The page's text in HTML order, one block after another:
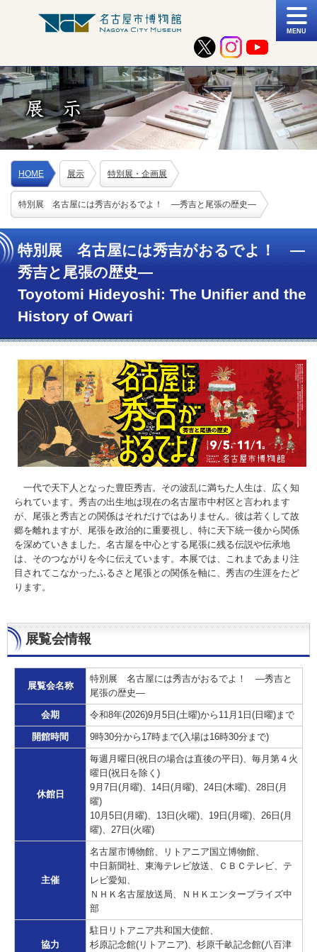
MENU
HOME 展示 特別展・企画展
特別展 名古屋には秀吉がおるでよ！ ―秀吉と尾張の歴史―
特別展 名古屋には秀吉がおるでよ！ ―
秀吉と尾張の歴史―
Toyotomi Hideyoshi: The Unifier and the
History of Owari
一代で天下人となった豊臣秀吉。その波乱に満ちた人生は、広く知
られています。秀吉の出生地は現在の名古屋市中村区と言われます
が、尾張と秀吉との関係はそれだけではありません。彼は若くして故
郷を離れますが、尾張を政治的に重要視し、特に天下統一後から関係
を深めていきました。名古屋を中心とする尾張に残る伝説や伝承地
は、そのつながりを今に伝えています。本展では、これまであまり注
目されてこなかったふるさと尾張との関係を軸に、秀吉の生涯をたど
ります。
展覧会情報
展覧会名称
特別展 名古屋には秀吉がおるでよ！ ―秀吉と
尾張の歴史―
会期 令和8年(2026)9月5日(土曜)から11月1日(日曜)まで
開館時間 9時30分から17時まで(入場は16時30分まで)
休館日
毎週月曜日(祝日の場合は直後の平日)、毎月第４火
曜日(祝日を除く)
9月7日(月曜)、14日(月曜)、24日(木曜)、28日(月
曜)
10月5日(月曜)、13日(火曜)、19日(月曜)、26日(月
曜)、27日(火曜)
主催
名古屋市博物館、リトアニア国立博物館、
中日新聞社、東海テレビ放送、ＣＢＣテレビ、テ
レビ愛知、
ＮＨＫ名古屋放送局、ＮＨＫエンタープライズ中
部
協力
駐日リトアニア共和国大使館、
杉原記念館(リトアニア)、杉原千畝記念館(八百津